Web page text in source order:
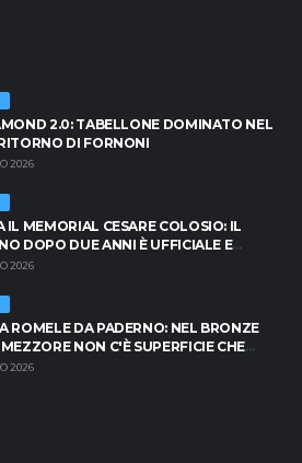
2.0: TABELLONE DOMINATO NEL
DI FORNONI
2026
IL MEMORIAL CESARE COLOSIO: IL
DOPO DUE ANNI È UFFICIALE E
È PRONTA AD INFIAMMARSI!
2026
ROMELE DA PADERNO: NEL BRONZE
NON C'È SUPERFICIE CHE
2026